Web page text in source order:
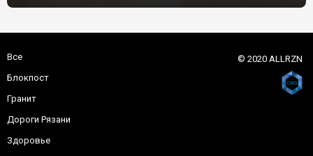
Все
Блокпост
Гранит
Дороги Рязани
Здоровье
© 2020 ALLRZN